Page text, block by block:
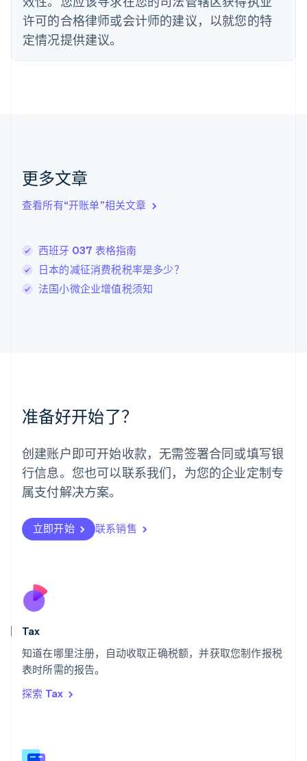
许可的合格律师或会计师的建议，以就您的特
定情况提供建议。
更多文章
查看所有“开账单”相关文章
西班牙 037 表格指南
日本的减征消费税税率是多少？
法国小微企业增值税须知
准备好开始了？
创建账户即可开始收款，无需签署合同或填写银
行信息。您也可以联系我们，为您的企业定制专
属支付解决方案。
立即开始 联系销售
Tax
知道在哪里注册，自动收取正确税额，并获取您制作报税
表时所需的报告。
探索 Tax
法国
FrançaisEnglish
芬兰
EnglishSvenska
English Italiano
拉脱维亚
立陶宛
DeutschEnglish
卢森堡
Français Deutsch English
罗马尼亚
墨西哥
EspañolEnglish
English
葡萄牙
PortuguêsEnglish
日本
瑞典
Svenska English
瑞士
English
斯洛伐克
泰国
ไทยEnglish
English
English